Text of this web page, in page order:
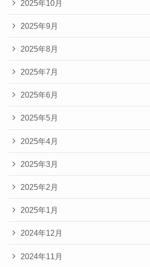
2025年10月
2025年9月
2025年8月
2025年7月
2025年6月
2025年5月
2025年4月
2025年3月
2025年2月
2025年1月
2024年12月
2024年11月